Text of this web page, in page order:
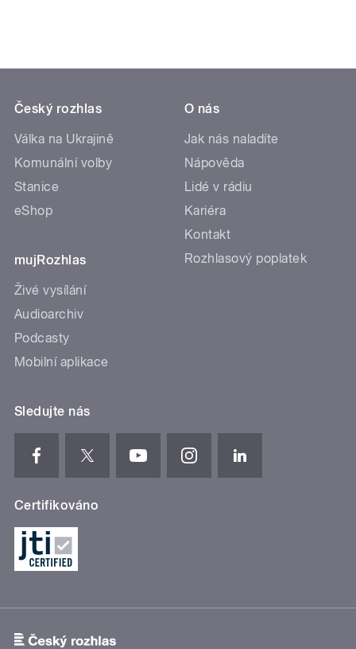
Český rozhlas
Válka na Ukrajině
Komunální volby
Stanice
eShop
mujRozhlas
Živé vysílání
Audioarchiv
Podcasty
Mobilní aplikace
O nás
Jak nás naladíte
Nápověda
Lidé v rádiu
Kariéra
Kontakt
Rozhlasový poplatek
Sledujte nás
Certifikováno